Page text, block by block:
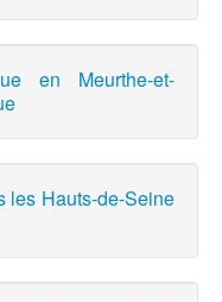
en Meurthe-et-
les Hauts-de-Seine